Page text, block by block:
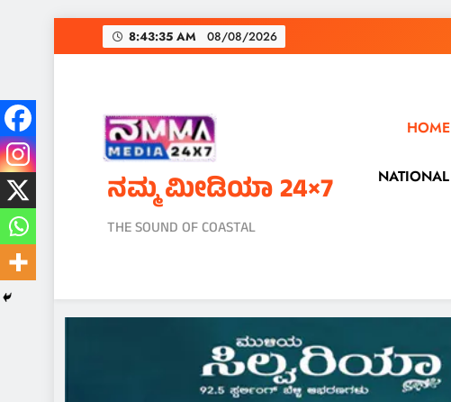
to
8:43:37 AM 08/08/2026
ನಮ್ಮ ಮೀಡಿಯಾ 24×7
THE SOUND OF COASTAL
HOME
NATIONAL